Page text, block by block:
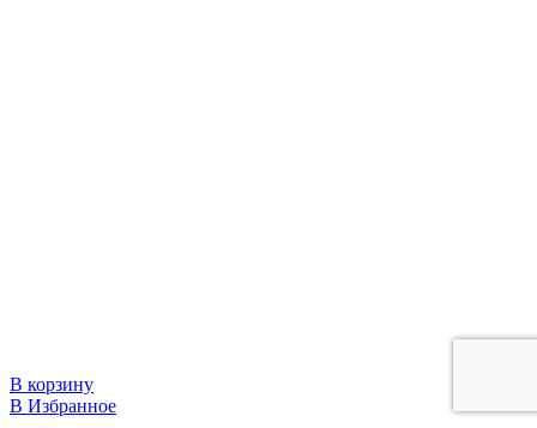
В корзину
В Избранное